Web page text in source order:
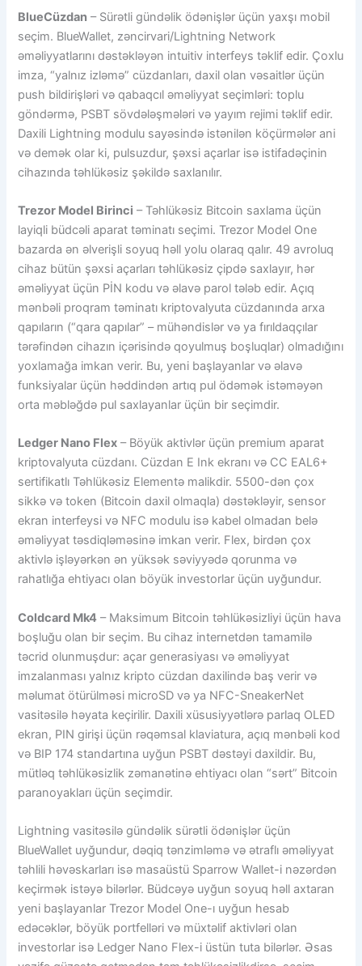
BlueCüzdan – Sürətli gündəlik ödənişlər üçün yaxşı mobil
seçim. BlueWallet, zəncirvari/Lightning Network
əməliyyatlarını dəstəkləyən intuitiv interfeys təklif edir. Çoxlu
imza, “yalnız izləmə” cüzdanları, daxil olan vəsaitlər üçün
push bildirişləri və qabaqcıl əməliyyat seçimləri: toplu
göndərmə, PSBT sövdələşmələri və yayım rejimi təklif edir.
Daxili Lightning modulu sayəsində istənilən köçürmələr ani
və demək olar ki, pulsuzdur, şəxsi açarlar isə istifadəçinin
cihazında təhlükəsiz şəkildə saxlanılır.
Trezor Model Birinci – Təhlükəsiz Bitcoin saxlama üçün
layiqli büdcəli aparat təminatı seçimi. Trezor Model One
bazarda ən əlverişli soyuq həll yolu olaraq qalır. 49 avroluq
cihaz bütün şəxsi açarları təhlükəsiz çipdə saxlayır, hər
əməliyyat üçün PİN kodu və əlavə parol tələb edir. Açıq
mənbəli proqram təminatı kriptovalyuta cüzdanında arxa
qapıların (“qara qapılar” – mühəndislər və ya fırıldaqçılar
tərəfindən cihazın içərisində qoyulmuş boşluqlar) olmadığını
yoxlamağa imkan verir. Bu, yeni başlayanlar və əlavə
funksiyalar üçün həddindən artıq pul ödəmək istəməyən
orta məbləğdə pul saxlayanlar üçün bir seçimdir.
Ledger Nano Flex – Böyük aktivlər üçün premium aparat
kriptovalyuta cüzdanı. Cüzdan E Ink ekranı və CC EAL6+
sertifikatlı Təhlükəsiz Elementə malikdir. 5500-dən çox
sikkə və token (Bitcoin daxil olmaqla) dəstəkləyir, sensor
ekran interfeysi və NFC modulu isə kabel olmadan belə
əməliyyat təsdiqləməsinə imkan verir. Flex, birdən çox
aktivlə işləyərkən ən yüksək səviyyədə qorunma və
rahatlığa ehtiyacı olan böyük investorlar üçün uyğundur.
Coldcard Mk4 – Maksimum Bitcoin təhlükəsizliyi üçün hava
boşluğu olan bir seçim. Bu cihaz internetdən tamamilə
təcrid olunmuşdur: açar generasiyası və əməliyyat
imzalanması yalnız kripto cüzdan daxilində baş verir və
məlumat ötürülməsi microSD və ya NFC-SneakerNet
vasitəsilə həyata keçirilir. Daxili xüsusiyyətlərə parlaq OLED
ekran, PIN girişi üçün rəqəmsal klaviatura, açıq mənbəli kod
və BIP 174 standartına uyğun PSBT dəstəyi daxildir. Bu,
mütləq təhlükəsizlik zəmanətinə ehtiyacı olan “sərt” Bitcoin
paranoyakları üçün seçimdir.
Lightning vasitəsilə gündəlik sürətli ödənişlər üçün
BlueWallet uyğundur, dəqiq tənzimləmə və ətraflı əməliyyat
təhlili həvəskarları isə masaüstü Sparrow Wallet-i nəzərdən
keçirmək istəyə bilərlər. Büdcəyə uyğun soyuq həll axtaran
yeni başlayanlar Trezor Model One-ı uyğun hesab
edəcəklər, böyük portfelləri və müxtəlif aktivləri olan
investorlar isə Ledger Nano Flex-i üstün tuta bilərlər. Əsas